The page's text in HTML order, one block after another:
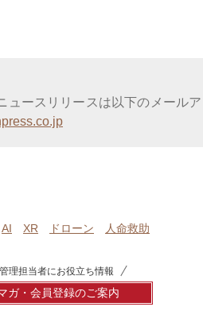
ュースリリースは以下のメール
AI XR ドローン 人命救助
理担当者にお役立ち情報
ガ・会員登録のご案内